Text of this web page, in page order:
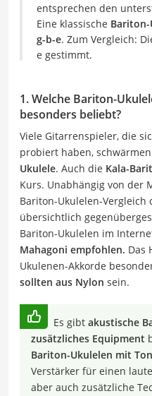
entsprechen den
Eine klassische
g-b-e. Zum Vergleich:
e gestimmt.
1. Welche Bariton-
besonders beliebt?
Viele Gitarrenspieler, die
probiert haben,
Ukulele. Auch die Kala-
Kurs. Unabhängig von der
Bariton-Ukulelen-
übersichtlich
Bariton-Ukulelen im
Mahagoni empfohlen. Das
Ukulenen-Akkorde
sollten aus Nylon sein.
Es gibt akustische
zusätzliches Equipment
Bariton-Ukulelen mit
Verstärker für einen
aber auch zusätzliche